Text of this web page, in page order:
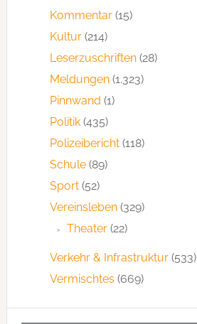
Kommentar(15)
Kultur(214)
Leserzuschriften(28)
Meldungen(1.323)
Pinnwand (1)
Politik(435)
Polizeibericht(118)
Schule(89)
Sport(52)
Vereinsleben(329)
Theater(22)
Verkehr & Infrastruktur(533)
Vermischtes (669)